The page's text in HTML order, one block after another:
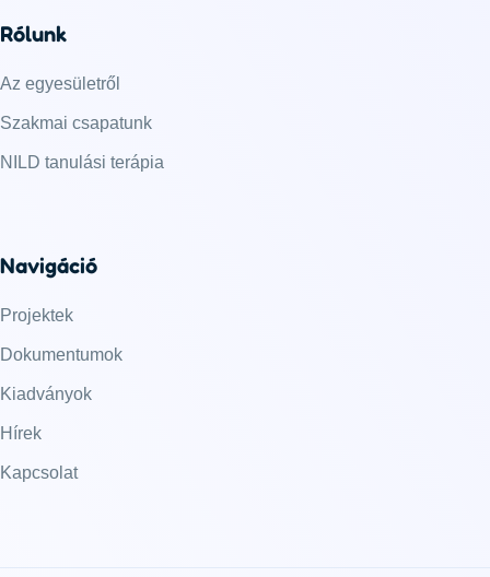
Rólunk
Az egyesületről
Szakmai csapatunk
NILD tanulási terápia
Navigáció
Projektek
Dokumentumok
Kiadványok
Hírek
Kapcsolat